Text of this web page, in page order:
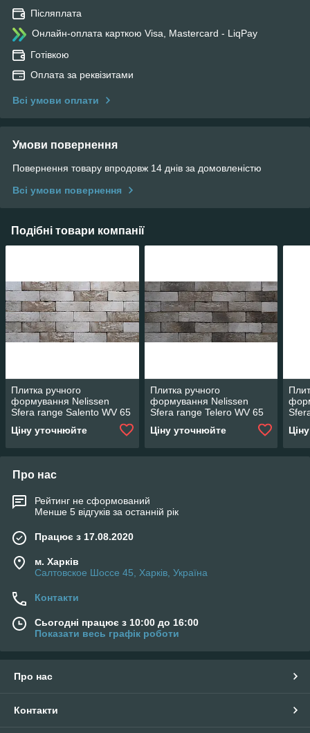
Післяплата
Онлайн-оплата карткою Visa, Mastercard - LiqPay
Готівкою
Оплата за реквізитами
Всі умови оплати
Умови повернення
Повернення товару впродовж 14 днів за домовленістю
Всі умови повернення
Подібні товари компанії
Плитка ручного
формування Nelissen
Sfera range Salento WV 65
Ціну уточнюйте
Плитка ручного
формування Nelissen
Sfera range Telero WV 65
Ціну уточнюйте
Про нас
Рейтинг не сформований
Менше 5 відгуків за останній рік
Працює з 17.08.2020
м. Харків
Салтовское Шоссе 45, Харків, Україна
Контакти
Сьогодні працює з 10:00 до 16:00
Показати весь графік роботи
Про нас
Контакти